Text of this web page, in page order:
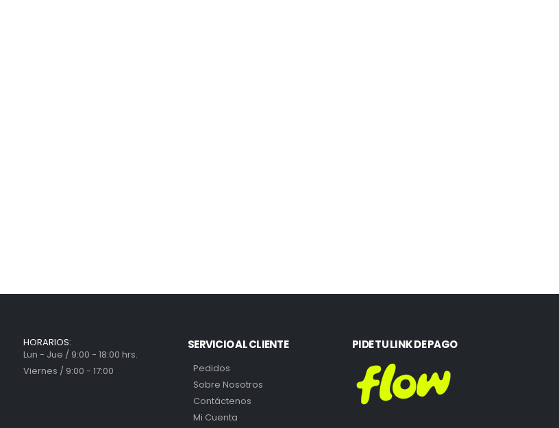
HORARIOS:
Lun - Jue / 9:00 - 18:00 hrs.
Viernes / 9:00 - 17:00
SERVICIO AL CLIENTE
Pedidos
Sobre Nosotros
Contáctenos
Mi Cuenta
PIDE TU LINK DE PAGO